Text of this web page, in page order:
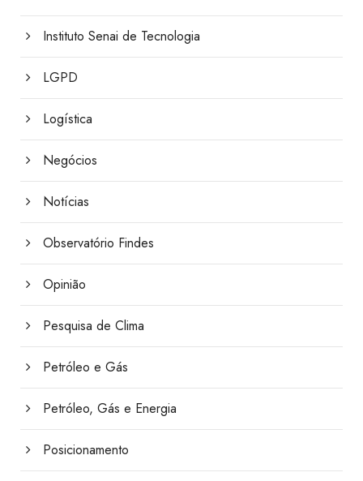
Instituto Senai de Tecnologia
LGPD
Logística
Negócios
Notícias
Observatório Findes
Opinião
Pesquisa de Clima
Petróleo e Gás
Petróleo, Gás e Energia
Posicionamento